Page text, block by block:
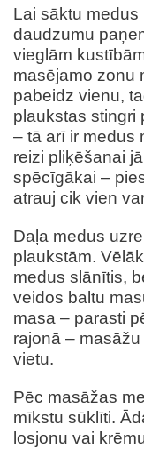
Lai sāktu
daudzumu
vieglām
masējamo zonu
pabeidz vienu,
plaukstas stingri
– tā arī ir medus
reizi pliķēšanai
spēcīgākai –
atrauj cik vien
Daļa medus
plaukstām.
medus slānītis,
veidos baltu
masa – parasti
rajonā –
vietu.
Pēc masāžas
mīkstu sūklīti.
losjonu vai